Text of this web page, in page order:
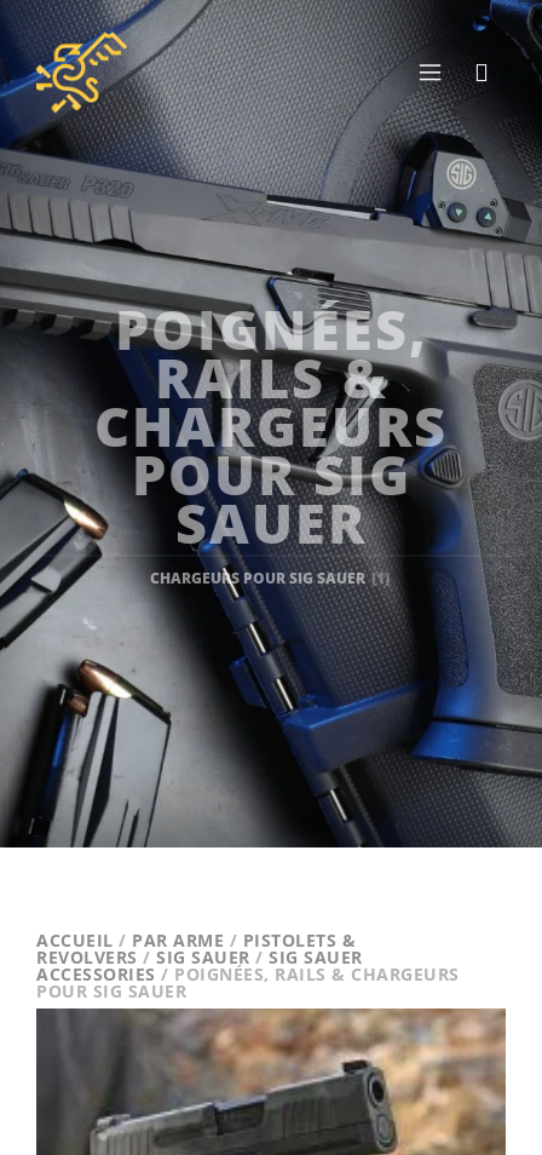
POIGNÉES,
RAILS &
CHARGEURS
POUR SIG
SAUER
CHARGEURS POUR SIG SAUER(1)
ACCUEIL / PAR ARME / PISTOLETS &
REVOLVERS / SIG SAUER / SIG SAUER
ACCESSORIES / POIGNÉES, RAILS & CHARGEURS
POUR SIG SAUER